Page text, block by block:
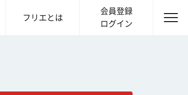
フリエとは
会員登録
ログイン